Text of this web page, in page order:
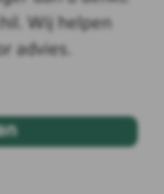
Wij helpen
advies.